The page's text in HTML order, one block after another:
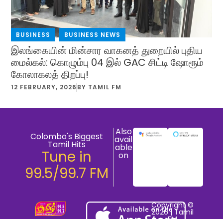
BUSINESS , BUSINESS NEWS
இலங்கையின் மின்சார வாகனத் துறையில் புதிய
மைல்கல்: கொழும்பு 04 இல் GAC சிட்டி ஷோரூம்
கோலாகலத் திறப்பு!
12 FEBRUARY, 2026 BY TAMIL FM
Colombo's Biggest
Tamil Hits
Tune in
99.5/99.7 FM
Also
avail
able
on
Copyright ©
2026 | Tamil